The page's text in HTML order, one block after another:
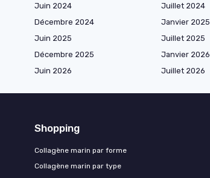
Juin 2024 Juillet 2024
Décembre 2024
Janvier 2025
Juin 2025
Juillet 2025
Décembre 2025
Janvier 2026
Juin 2026
Juillet 2026
Shopping
Collagène marin par forme
Collagène marin par type